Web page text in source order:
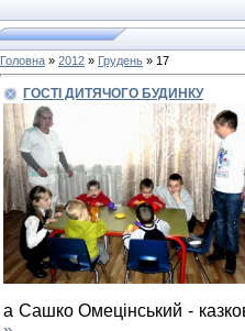
Головна » 2012 » Грудень » 17
ГОСТІ ДИТЯЧОГО БУДИНКУ
а Сашко Омецінський -